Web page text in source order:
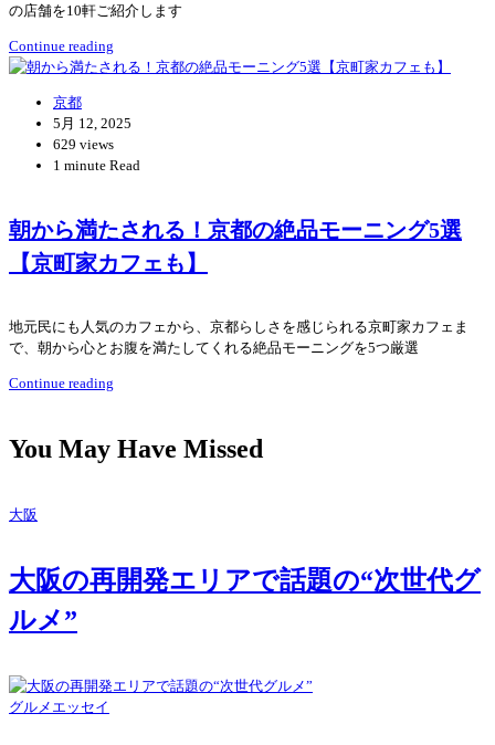
の店舗を10軒ご紹介します
Continue reading
京都
5月 12, 2025
629 views
1 minute Read
朝から満たされる！京都の絶品モーニング5選
【京町家カフェも】
地元民にも人気のカフェから、京都らしさを感じられる京町家カフェま
で、朝から心とお腹を満たしてくれる絶品モーニングを5つ厳選
Continue reading
You May Have Missed
大阪
大阪の再開発エリアで話題の“次世代グ
ルメ”
グルメエッセイ